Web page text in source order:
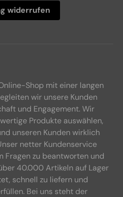
widerrufen
Shop mit einer langen
wir unsere Kunden
und Engagement. Wir
Produkte auswählen,
unseren Kunden wirklich
netter Kundenservice
Fragen zu beantworten und
40.000 Artikeln auf Lager
schnell zu liefern und
Bei uns steht der